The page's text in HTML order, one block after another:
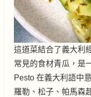
這道菜結合了義大利
常見的食材青瓜，是
Pesto 在義大利語中
羅勒、松子、帕馬森